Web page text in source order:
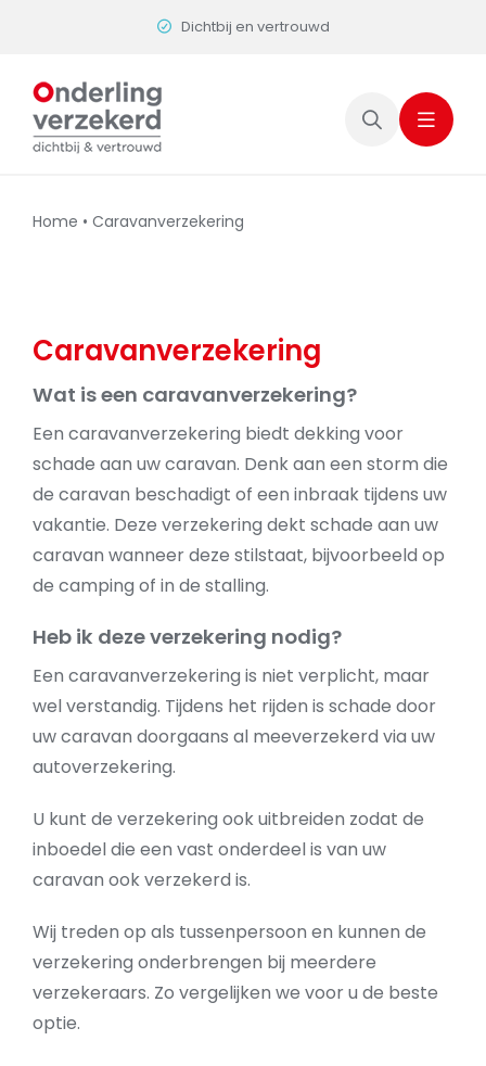
Dichtbij en vertrouwd
Home • Caravanverzekering
Caravanverzekering
Wat is een caravanverzekering?
Een caravanverzekering biedt dekking voor
schade aan uw caravan. Denk aan een storm die
de caravan beschadigt of een inbraak tijdens uw
vakantie. Deze verzekering dekt schade aan uw
caravan wanneer deze stilstaat, bijvoorbeeld op
de camping of in de stalling.
Heb ik deze verzekering nodig?
Een caravanverzekering is niet verplicht, maar
wel verstandig. Tijdens het rijden is schade door
uw caravan doorgaans al meeverzekerd via uw
autoverzekering.
U kunt de verzekering ook uitbreiden zodat de
inboedel die een vast onderdeel is van uw
caravan ook verzekerd is.
Wij treden op als tussenpersoon en kunnen de
verzekering onderbrengen bij meerdere
verzekeraars. Zo vergelijken we voor u de beste
optie.